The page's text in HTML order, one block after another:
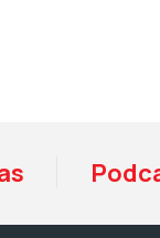
ao ao